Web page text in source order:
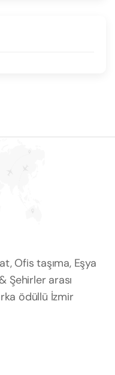
Ofis taşıma, Eşya
Şehirler arası
ödüllü İzmir